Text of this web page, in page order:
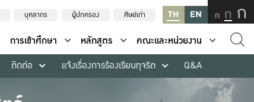
บุคลากร ผู้ปกครอง ศิษย์เก่า TH EN ก ก ก
การเข้าศึกษา หลักสูตร
คณะและหน่วยงาน
ติดต่อ แจ้งเรื่องการร้องเรียนทุจริต Q&A